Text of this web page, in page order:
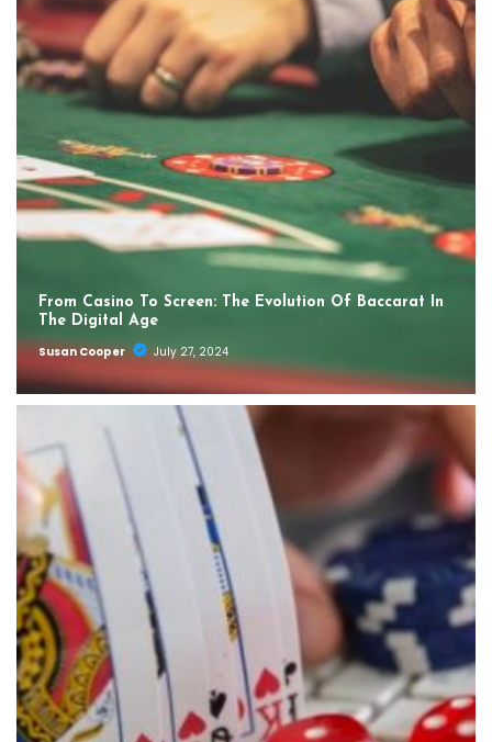
From Casino To Screen: The Evolution Of Baccarat In
The Digital Age
Susan Cooper
July 27, 2024